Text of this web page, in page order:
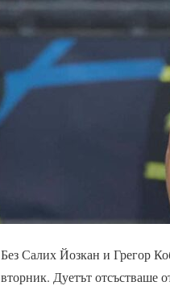
Без Салих Йозкан и Грегор
вторник. Дуетът отсъстваше